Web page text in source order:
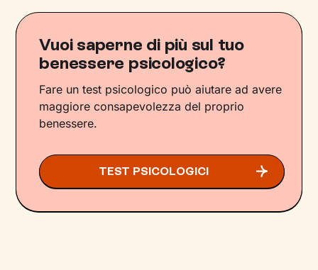
Vuoi saperne di più sul tuo
benessere psicologico?
Fare un test psicologico può aiutare ad avere
maggiore consapevolezza del proprio
benessere.
TEST PSICOLOGICI